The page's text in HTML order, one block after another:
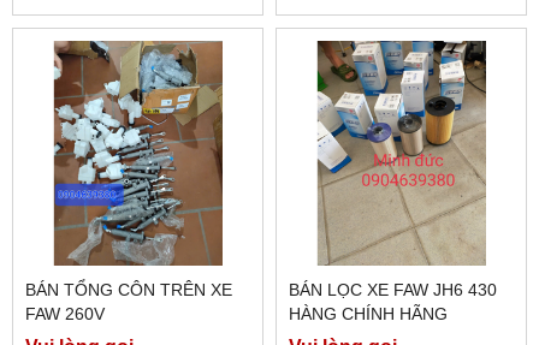
BÁN TỔNG CÔN TRÊN XE
FAW 260V
BÁN LỌC XE FAW JH6 430
HÀNG CHÍNH HÃNG